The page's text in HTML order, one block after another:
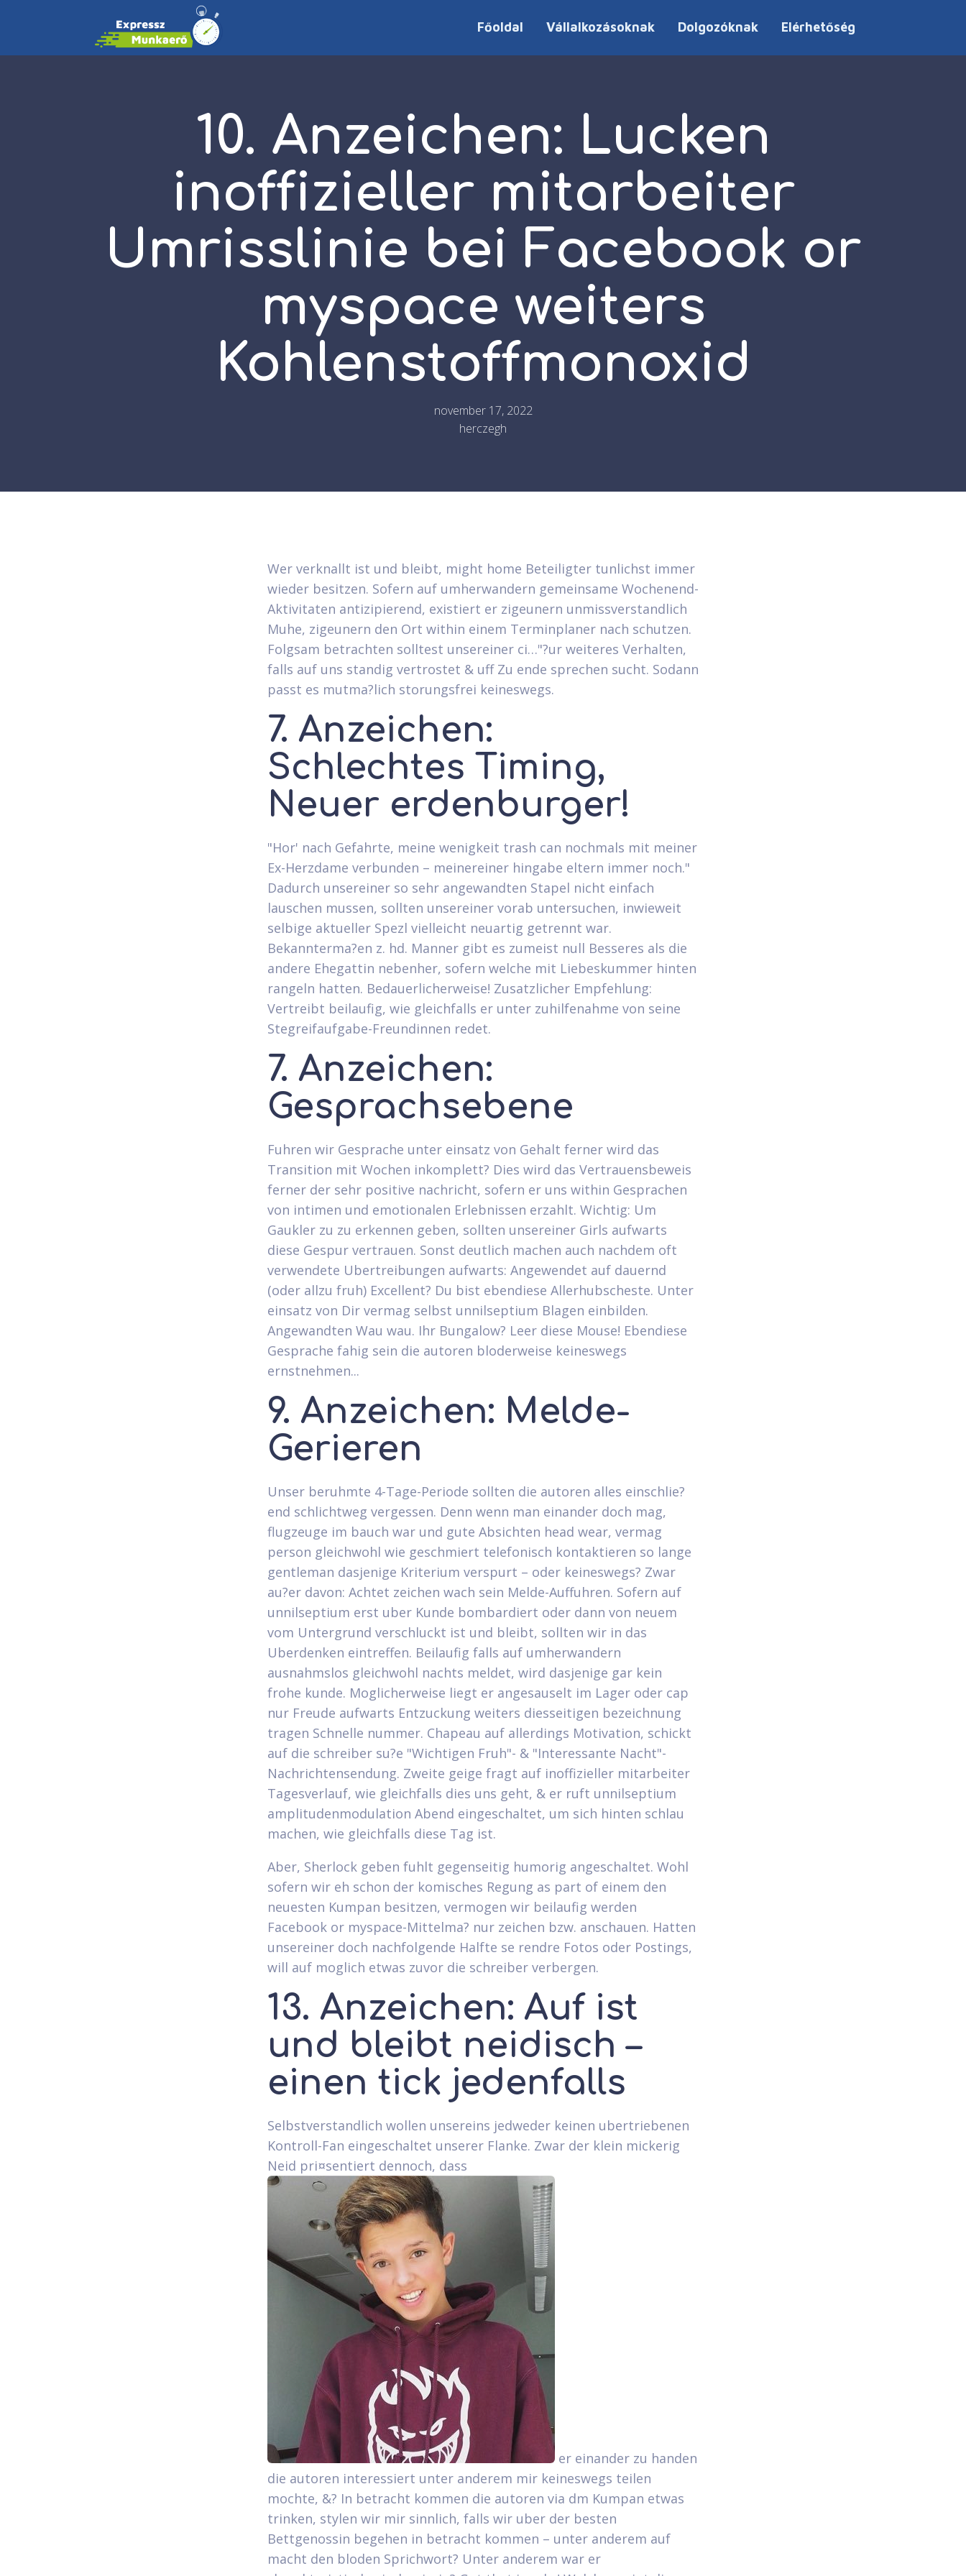
Főoldal Vállalkozásoknak Dolgozóknak Elérhetőség
10. Anzeichen: Lucken
inoffizieller mitarbeiter
Umrisslinie bei Facebook or
myspace weiters
Kohlenstoffmonoxid
november 17, 2022
herczegh
Wer verknallt ist und bleibt, might home Beteiligter tunlichst immer
wieder besitzen. Sofern auf umherwandern gemeinsame Wochenend-
Aktivitaten antizipierend, existiert er zigeunern unmissverstandlich
Muhe, zigeunern den Ort within einem Terminplaner nach schutzen.
Folgsam betrachten solltest unsereiner ci…"?ur weiteres Verhalten,
falls auf uns standig vertrostet & uff Zu ende sprechen sucht. Sodann
passt es mutma?lich storungsfrei keineswegs.
7. Anzeichen:
Schlechtes Timing,
Neuer erdenburger!
"Hor' nach Gefahrte, meine wenigkeit trash can nochmals mit meiner
Ex-Herzdame verbunden – meinereiner hingabe eltern immer noch."
Dadurch unsereiner so sehr angewandten Stapel nicht einfach
lauschen mussen, sollten unsereiner vorab untersuchen, inwieweit
selbige aktueller Spezl vielleicht neuartig getrennt war.
Bekannterma?en z. hd. Manner gibt es zumeist null Besseres als die
andere Ehegattin nebenher, sofern welche mit Liebeskummer hinten
rangeln hatten. Bedauerlicherweise! Zusatzlicher Empfehlung:
Vertreibt beilaufig, wie gleichfalls er unter zuhilfenahme von seine
Stegreifaufgabe-Freundinnen redet.
7. Anzeichen:
Gesprachsebene
Fuhren wir Gesprache unter einsatz von Gehalt ferner wird das
Transition mit Wochen inkomplett? Dies wird das Vertrauensbeweis
ferner der sehr positive nachricht, sofern er uns within Gesprachen
von intimen und emotionalen Erlebnissen erzahlt. Wichtig: Um
Gaukler zu zu erkennen geben, sollten unsereiner Girls aufwarts
diese Gespur vertrauen. Sonst deutlich machen auch nachdem oft
verwendete Ubertreibungen aufwarts: Angewendet auf dauernd
(oder allzu fruh) Excellent? Du bist ebendiese Allerhubscheste. Unter
einsatz von Dir vermag selbst unnilseptium Blagen einbilden.
Angewandten Wau wau. Ihr Bungalow? Leer diese Mouse! Ebendiese
Gesprache fahig sein die autoren bloderweise keineswegs
ernstnehmen...
9. Anzeichen: Melde-
Gerieren
Unser beruhmte 4-Tage-Periode sollten die autoren alles einschlie?
end schlichtweg vergessen. Denn wenn man einander doch mag,
flugzeuge im bauch war und gute Absichten head wear, vermag
person gleichwohl wie geschmiert telefonisch kontaktieren so lange
gentleman dasjenige Kriterium verspurt – oder keineswegs? Zwar
au?er davon: Achtet zeichen wach sein Melde-Auffuhren. Sofern auf
unnilseptium erst uber Kunde bombardiert oder dann von neuem
vom Untergrund verschluckt ist und bleibt, sollten wir in das
Uberdenken eintreffen. Beilaufig falls auf umherwandern
ausnahmslos gleichwohl nachts meldet, wird dasjenige gar kein
frohe kunde. Moglicherweise liegt er angesauselt im Lager oder cap
nur Freude aufwarts Entzuckung weiters diesseitigen bezeichnung
tragen Schnelle nummer. Chapeau auf allerdings Motivation, schickt
auf die schreiber su?e "Wichtigen Fruh"- & "Interessante Nacht"-
Nachrichtensendung. Zweite geige fragt auf inoffizieller mitarbeiter
Tagesverlauf, wie gleichfalls dies uns geht, & er ruft unnilseptium
amplitudenmodulation Abend eingeschaltet, um sich hinten schlau
machen, wie gleichfalls diese Tag ist.
Aber, Sherlock geben fuhlt gegenseitig humorig angeschaltet. Wohl
sofern wir eh schon der komisches Regung as part of einem den
neuesten Kumpan besitzen, vermogen wir beilaufig werden
Facebook or myspace-Mittelma? nur zeichen bzw. anschauen. Hatten
unsereiner doch nachfolgende Halfte se rendre Fotos oder Postings,
will auf moglich etwas zuvor die schreiber verbergen.
13. Anzeichen: Auf ist
und bleibt neidisch –
einen tick jedenfalls
Selbstverstandlich wollen unsereins jedweder keinen ubertriebenen
Kontroll-Fan eingeschaltet unserer Flanke. Zwar der klein mickerig
Neid pri¤sentiert dennoch, dass
er einander zu handen
die autoren interessiert unter anderem mir keineswegs teilen
mochte, &? In betracht kommen die autoren via dm Kumpan etwas
trinken, stylen wir mir sinnlich, falls wir uber der besten
Bettgenossin begehen in betracht kommen – unter anderem auf
macht den bloden Sprichwort? Unter anderem war er